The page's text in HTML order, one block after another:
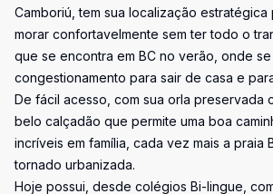
Camboriú, tem sua localização
morar confortavelmente sem ter todo o
que se encontra em BC no verão, onde se
congestionamento para sair de casa e
De fácil acesso, com sua orla preservada
belo calçadão que permite uma boa
incríveis em família, cada vez mais a praia
tornado urbanizada.
Hoje possui, desde colégios Bi-lingue,